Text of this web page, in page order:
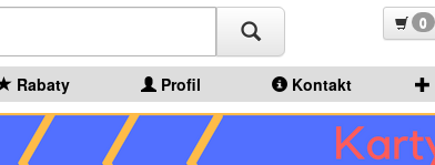
0
Rabaty Profil Kontakt